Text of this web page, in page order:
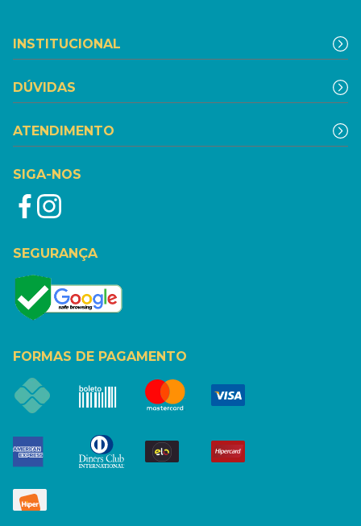
INSTITUCIONAL
DÚVIDAS
ATENDIMENTO
SIGA-NOS
SEGURANÇA
FORMAS DE PAGAMENTO